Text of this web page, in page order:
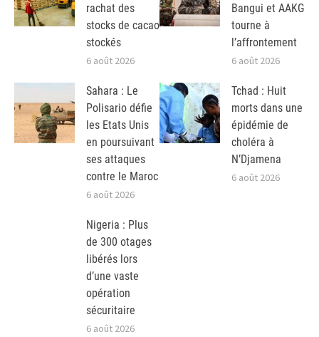
rachat des
stocks de cacao
stockés
6 août 2026
Bangui et AAKG
tourne à
l’affrontement
6 août 2026
Sahara : Le
Polisario défie
les Etats Unis
en poursuivant
ses attaques
contre le Maroc
6 août 2026
Tchad : Huit
morts dans une
épidémie de
choléra à
N’Djamena
6 août 2026
Nigeria : Plus
de 300 otages
libérés lors
d’une vaste
opération
sécuritaire
6 août 2026